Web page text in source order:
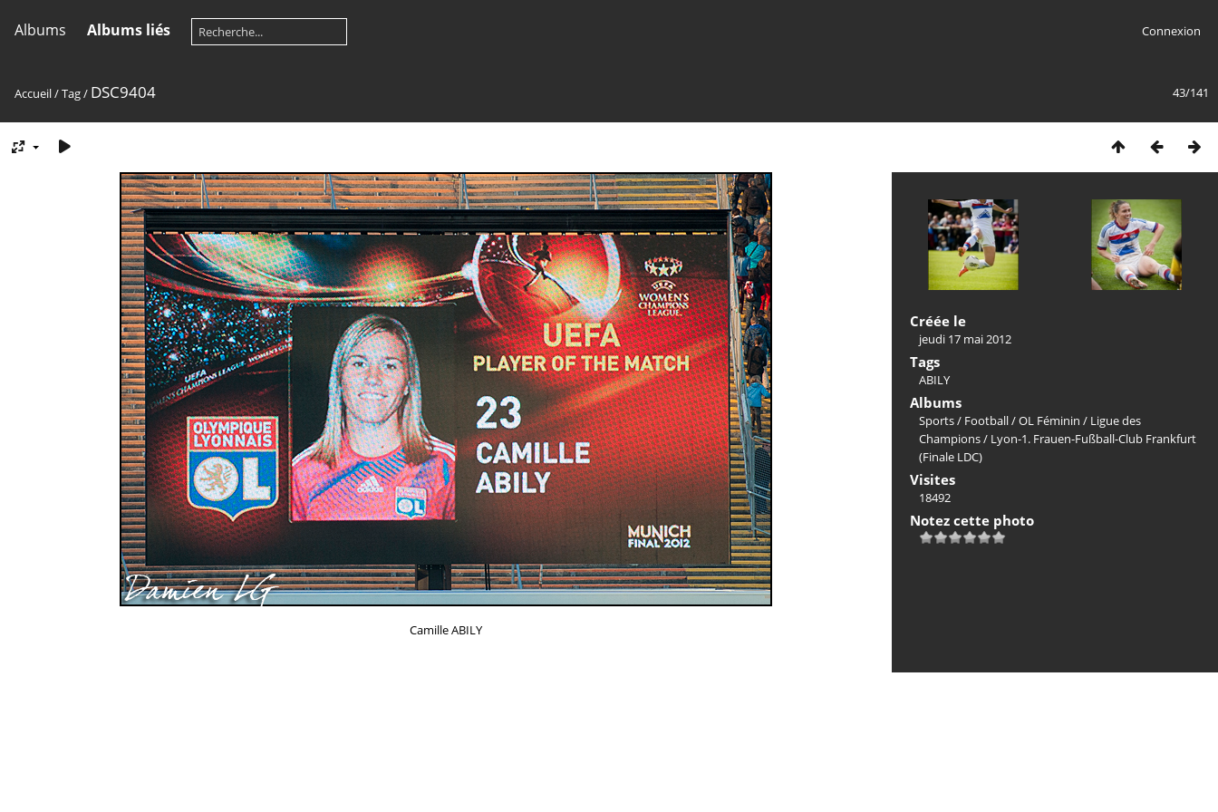
Albums Albums liés Connexion
43/141
Accueil/Tag/ DSC9404
Camille ABILY
Créée le
jeudi 17 mai 2012
Tags
ABILY
Albums
Sports/ Football/OL Féminin / Ligue des
Champions/ Lyon-1. Frauen-Fußball-Club Frankfurt
(Finale LDC)
Visites
18492
Notez cette photo